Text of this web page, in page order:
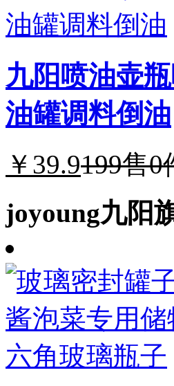
九阳喷油壶
油罐调料倒油
￥39.9199售0
joyoung九阳